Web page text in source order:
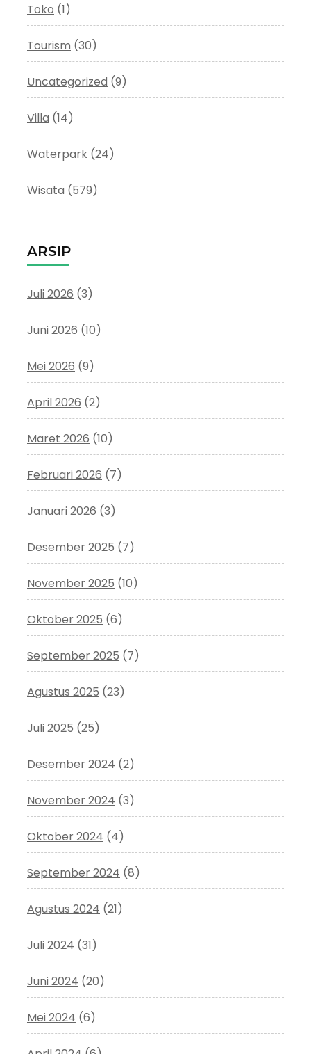
Toko (1)
Tourism (30)
Uncategorized (9)
Villa (14)
Waterpark (24)
Wisata (579)
ARSIP
Juli 2026 (3)
Juni 2026 (10)
Mei 2026 (9)
April 2026 (2)
Maret 2026 (10)
Februari 2026 (7)
Januari 2026 (3)
Desember 2025 (7)
November 2025 (10)
Oktober 2025 (6)
September 2025 (7)
Agustus 2025 (23)
Juli 2025 (25)
Desember 2024 (2)
November 2024 (3)
Oktober 2024 (4)
September 2024 (8)
Agustus 2024 (21)
Juli 2024 (31)
Juni 2024 (20)
Mei 2024 (6)